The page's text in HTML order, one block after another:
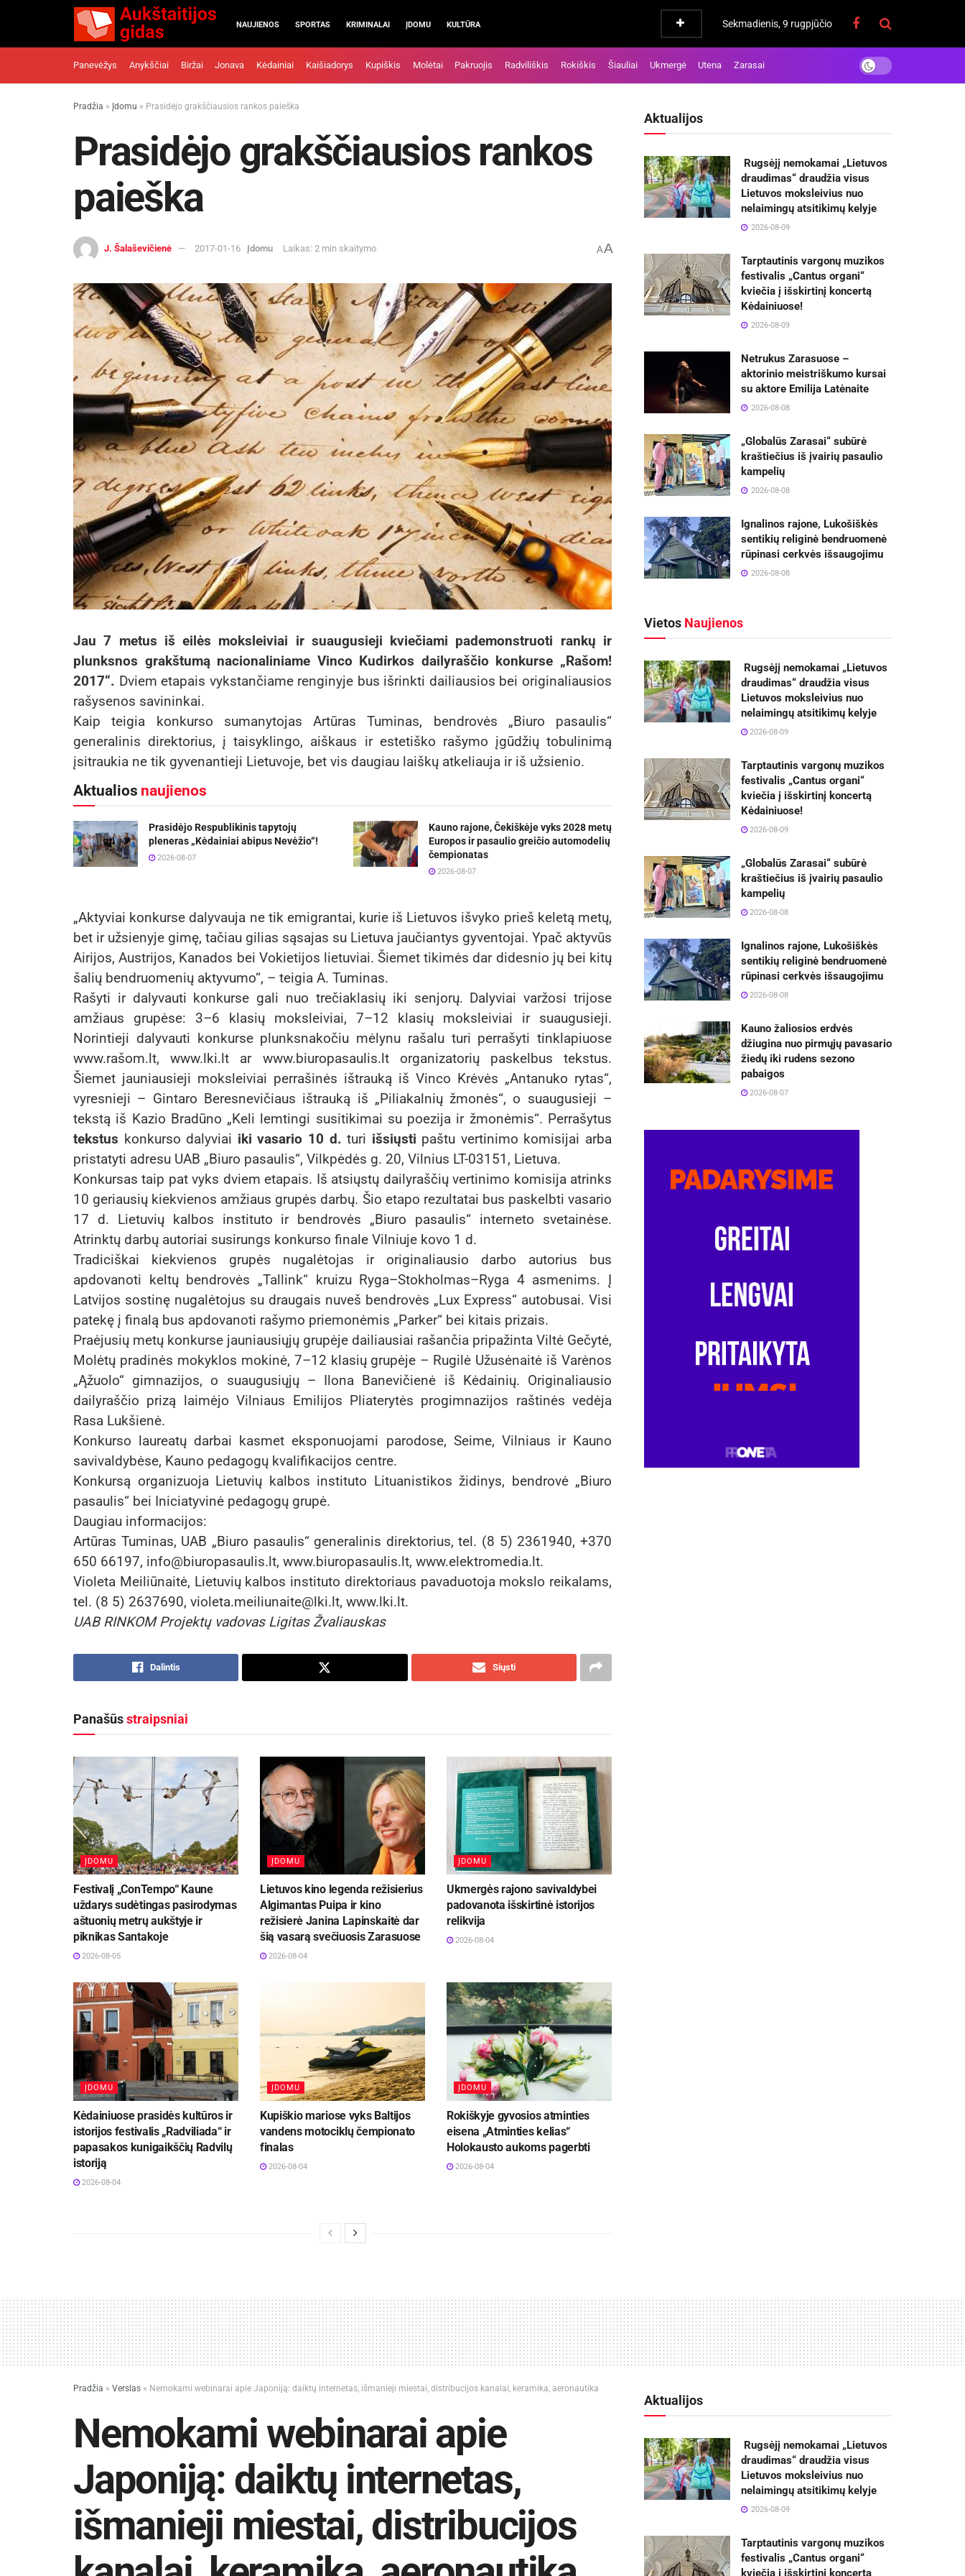
NAUJIENOS SPORTAS KRIMINALAI ĮDOMU KULTŪRA Sekmadienis, 9 rugpjūčio
Panevėžys Anykščiai Biržai Jonava Kėdainiai Kaišiadorys Kupiškis Molėtai Pakruojis Radviliškis Rokiškis Šiauliai Ukmergė Utena Zarasai
Pradžia » Įdomu » Prasidėjo grakščiausios rankos paieška
Prasidėjo grakščiausios rankos
paieška
J. Šalaševičienė 2017-01-16 Įdomu Laikas: 2 min skaitymo AA
Jau 7 metus iš eilės moksleiviai ir suaugusieji kviečiami pademonstruoti rankų ir
plunksnos grakštumą nacionaliniame Vinco Kudirkos dailyraščio konkurse „Rašom!
2017“. Dviem etapais vykstančiame renginyje bus išrinkti dailiausios bei originaliausios
rašysenos savininkai.
Kaip teigia konkurso sumanytojas Artūras Tuminas, bendrovės „Biuro pasaulis“
generalinis direktorius, į taisyklingo, aiškaus ir estetiško rašymo įgūdžių tobulinimą
įsitraukia ne tik gyvenantieji Lietuvoje, bet vis daugiau laiškų atkeliauja ir iš užsienio.
Aktualios naujienos
Prasidėjo Respublikinis tapytojų
pleneras „Kėdainiai abipus Nevėžio“!
2026-08-07
Kauno rajone, Čekiškėje vyks 2028 metų
Europos ir pasaulio greičio automodelių
čempionatas
2026-08-07
„Aktyviai konkurse dalyvauja ne tik emigrantai, kurie iš Lietuvos išvyko prieš keletą metų,
bet ir užsienyje gimę, tačiau gilias sąsajas su Lietuva jaučiantys gyventojai. Ypač aktyvūs
Airijos, Austrijos, Kanados bei Vokietijos lietuviai. Šiemet tikimės dar didesnio jų bei kitų
šalių bendruomenių aktyvumo“, – teigia A. Tuminas.
Rašyti ir dalyvauti konkurse gali nuo trečiaklasių iki senjorų. Dalyviai varžosi trijose
amžiaus grupėse: 3–6 klasių moksleiviai, 7–12 klasių moksleiviai ir suaugusieji.
Norintieji dalyvauti konkurse plunksnakočiu mėlynu rašalu turi perrašyti tinklapiuose
www.rašom.lt, www.lki.lt ar www.biuropasaulis.lt organizatorių paskelbus tekstus.
Šiemet jauniausieji moksleiviai perrašinės ištrauką iš Vinco Krėvės „Antanuko rytas“,
vyresnieji – Gintaro Beresnevičiaus ištrauką iš „Piliakalnių žmonės“, o suaugusieji –
tekstą iš Kazio Bradūno „Keli lemtingi susitikimai su poezija ir žmonėmis“. Perrašytus
tekstus konkurso dalyviai iki vasario 10 d. turi išsiųsti paštu vertinimo komisijai arba
pristatyti adresu UAB „Biuro pasaulis“, Vilkpėdės g. 20, Vilnius LT-03151, Lietuva.
Konkursas taip pat vyks dviem etapais. Iš atsiųstų dailyraščių vertinimo komisija atrinks
10 geriausių kiekvienos amžiaus grupės darbų. Šio etapo rezultatai bus paskelbti vasario
17 d. Lietuvių kalbos instituto ir bendrovės „Biuro pasaulis“ interneto svetainėse.
Atrinktų darbų autoriai susirungs konkurso finale Vilniuje kovo 1 d.
Tradiciškai kiekvienos grupės nugalėtojas ir originaliausio darbo autorius bus
apdovanoti keltų bendrovės „Tallink“ kruizu Ryga–Stokholmas–Ryga 4 asmenims. Į
Latvijos sostinę nugalėtojus su draugais nuveš bendrovės „Lux Express“ autobusai. Visi
patekę į finalą bus apdovanoti rašymo priemonėmis „Parker“ bei kitais prizais.
Praėjusių metų konkurse jauniausiųjų grupėje dailiausiai rašančia pripažinta Viltė Gečytė,
Molėtų pradinės mokyklos mokinė, 7–12 klasių grupėje – Rugilė Užusėnaitė iš Varėnos
„Ąžuolo“ gimnazijos, o suaugusiųjų – Ilona Banevičienė iš Kėdainių. Originaliausio
dailyraščio prizą laimėjo Vilniaus Emilijos Pliaterytės progimnazijos raštinės vedėja
Rasa Lukšienė.
Konkurso laureatų darbai kasmet eksponuojami parodose, Seime, Vilniaus ir Kauno
savivaldybėse, Kauno pedagogų kvalifikacijos centre.
Konkursą organizuoja Lietuvių kalbos instituto Lituanistikos židinys, bendrovė „Biuro
pasaulis“ bei Iniciatyvinė pedagogų grupė.
Daugiau informacijos:
Artūras Tuminas, UAB „Biuro pasaulis“ generalinis direktorius, tel. (8 5) 2361940, +370
650 66197, info@biuropasaulis.lt, www.biuropasaulis.lt, www.elektromedia.lt.
Violeta Meiliūnaitė, Lietuvių kalbos instituto direktoriaus pavaduotoja mokslo reikalams,
tel. (8 5) 2637690, violeta.meiliunaite@lki.lt, www.lki.lt.
UAB RINKOM Projektų vadovas Ligitas Žvaliauskas
Dalintis Siųsti
Panašūsstraipsniai
ĮDOMU
Festivalį „ConTempo“ Kaune
uždarys sudėtingas pasirodymas
aštuonių metrų aukštyje ir
piknikas Santakoje
2026-08-05
ĮDOMU
Lietuvos kino legenda režisierius
Algimantas Puipa ir kino
režisierė Janina Lapinskaitė dar
šią vasarą svečiuosis Zarasuose
2026-08-04
ĮDOMU
Ukmergės rajono savivaldybei
padovanota išskirtinė istorijos
relikvija
2026-08-04
ĮDOMU
Kėdainiuose prasidės kultūros ir
istorijos festivalis „Radviliada“ ir
papasakos kunigaikščių Radvilų
istoriją
2026-08-04
ĮDOMU
Kupiškio mariose vyks Baltijos
vandens motociklų čempionato
finalas
2026-08-04
ĮDOMU
Rokiškyje gyvosios atminties
eisena „Atminties kelias“
Holokausto aukoms pagerbti
2026-08-04
Aktualijos
Rugsėjį nemokamai „Lietuvos
draudimas“ draudžia visus
Lietuvos moksleivius nuo
nelaimingų atsitikimų kelyje
2026-08-09
Tarptautinis vargonų muzikos
festivalis „Cantus organi“
kviečia į išskirtinį koncertą
Kėdainiuose!
2026-08-09
Netrukus Zarasuose –
aktorinio meistriškumo kursai
su aktore Emilija Latėnaite
2026-08-08
„Globalūs Zarasai“ subūrė
kraštiečius iš įvairių pasaulio
kampelių
2026-08-08
Ignalinos rajone, Lukošiškės
sentikių religinė bendruomenė
rūpinasi cerkvės išsaugojimu
2026-08-08
Vietos Naujienos
Rugsėjį nemokamai „Lietuvos
draudimas“ draudžia visus
Lietuvos moksleivius nuo
nelaimingų atsitikimų kelyje
2026-08-09
Tarptautinis vargonų muzikos
festivalis „Cantus organi“
kviečia į išskirtinį koncertą
Kėdainiuose!
2026-08-09
„Globalūs Zarasai“ subūrė
kraštiečius iš įvairių pasaulio
kampelių
2026-08-08
Ignalinos rajone, Lukošiškės
sentikių religinė bendruomenė
rūpinasi cerkvės išsaugojimu
2026-08-08
Kauno žaliosios erdvės
džiugina nuo pirmųjų pavasario
žiedų iki rudens sezono
pabaigos
2026-08-07
Pradžia » Verslas » Nemokami webinarai apie Japoniją: daiktų internetas, išmanieji miestai, distribucijos kanalai, keramika, aeronautika
Nemokami webinarai apie
Japoniją: daiktų internetas,
išmanieji miestai, distribucijos
Aktualijos
Rugsėjį nemokamai „Lietuvos
draudimas“ draudžia visus
Lietuvos moksleivius nuo
nelaimingų atsitikimų kelyje
2026-08-09
Tarptautinis vargonų muzikos
festivalis „Cantus organi“
kviečia į išskirtinį koncertą